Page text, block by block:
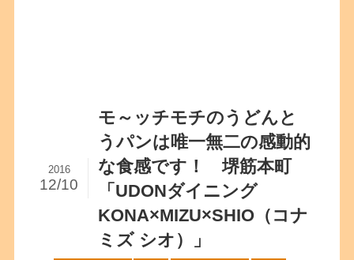
モ～ッチモチのうどんと
うパンは唯一無二の感動的
な食感です！ 堺筋本町
「UDONダイニング
KONA×MIZU×SHIO（コナ
ミズ シオ）」
2016
12/10